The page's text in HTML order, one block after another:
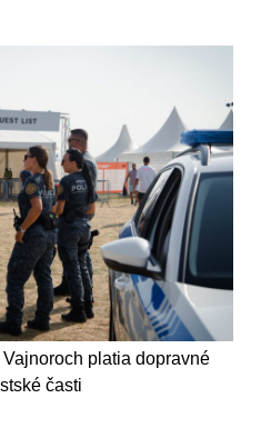
platia dopravné
časti